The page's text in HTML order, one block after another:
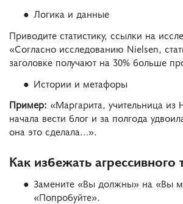
Логика и данные
Приводите статистику, ссылки на
«Согласно исследованию Nielsen,
заголовке получают на 30% больше
Истории и метафоры
Пример: «Маргарита, учительница из
начала вести блог и за полгода
она это сделала…».
Как избежать агрессивного
Замените «Вы должны» на «Вы
«Попробуйте».